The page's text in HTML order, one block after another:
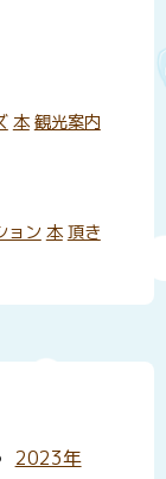
本 観光案内
ョン 本 頂き
2023年